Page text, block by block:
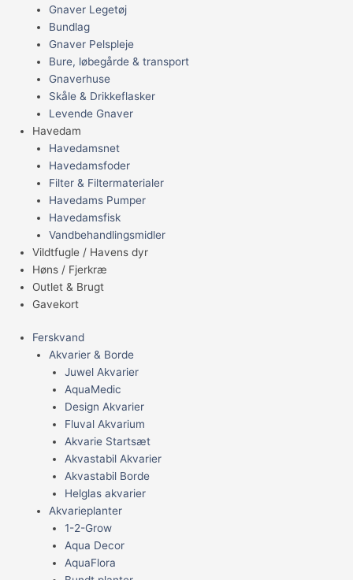
Gnaver Legetøj
Bundlag
Gnaver Pelspleje
Bure, løbegårde & transport
Gnaverhuse
Skåle & Drikkeflasker
Levende Gnaver
Havedam
Havedamsnet
Havedamsfoder
Filter & Filtermaterialer
Havedams Pumper
Havedamsfisk
Vandbehandlingsmidler
Vildtfugle / Havens dyr
Høns / Fjerkræ
Outlet & Brugt
Gavekort
Ferskvand
Akvarier & Borde
Juwel Akvarier
AquaMedic
Design Akvarier
Fluval Akvarium
Akvarie Startsæt
Akvastabil Akvarier
Akvastabil Borde
Helglas akvarier
Akvarieplanter
1-2-Grow
Aqua Decor
AquaFlora